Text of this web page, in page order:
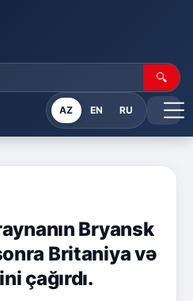
🔍
AZ EN RU
Bryansk
Britaniya və
çağırdı.